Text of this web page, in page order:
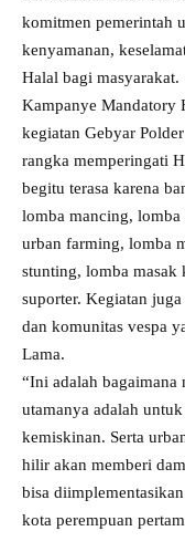
komitmen pemerintah
kenyamanan,
Halal bagi masyarakat.
Kampanye Mandatory
kegiatan Gebyar
rangka memperingati
begitu terasa karena
lomba mancing,
urban farming, lomba
stunting, lomba masak
suporter. Kegiatan
dan komunitas vespa
Lama.
“Ini adalah bagaimana
utamanya adalah
kemiskinan. Serta
hilir akan memberi
bisa
kota perempuan